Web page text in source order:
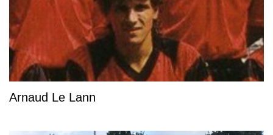
Arnaud Le Lann